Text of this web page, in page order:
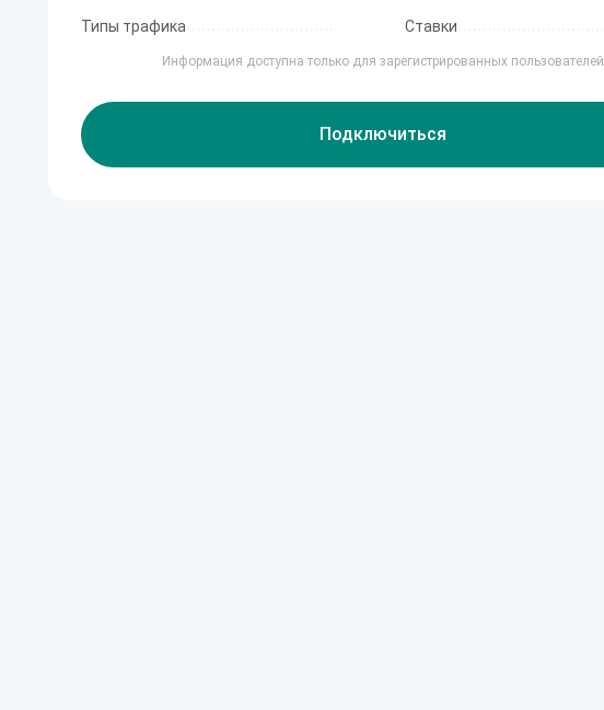
Типы трафика Ставки
Информация доступна только для зарегистрированных пользователей
Подключиться